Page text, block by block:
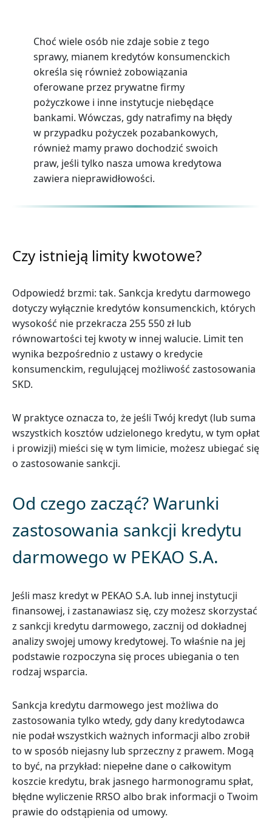
Choć wiele osób nie zdaje sobie z tego
sprawy, mianem kredytów konsumenckich
określa się również zobowiązania
oferowane przez prywatne firmy
pożyczkowe i inne instytucje niebędące
bankami. Wówczas, gdy natrafimy na błędy
w przypadku pożyczek pozabankowych,
również mamy prawo dochodzić swoich
praw, jeśli tylko nasza umowa kredytowa
zawiera nieprawidłowości.
Czy istnieją limity kwotowe?
Odpowiedź brzmi: tak. Sankcja kredytu darmowego
dotyczy wyłącznie kredytów konsumenckich, których
wysokość nie przekracza 255 550 zł lub
równowartości tej kwoty w innej walucie. Limit ten
wynika bezpośrednio z ustawy o kredycie
konsumenckim, regulującej możliwość zastosowania
SKD.
W praktyce oznacza to, że jeśli Twój kredyt (lub suma
wszystkich kosztów udzielonego kredytu, w tym opłat
i prowizji) mieści się w tym limicie, możesz ubiegać się
o zastosowanie sankcji.
Od czego zacząć? Warunki
zastosowania sankcji kredytu
darmowego w PEKAO S.A.
Jeśli masz kredyt w PEKAO S.A. lub innej instytucji
finansowej, i zastanawiasz się, czy możesz skorzystać
z sankcji kredytu darmowego, zacznij od dokładnej
analizy swojej umowy kredytowej. To właśnie na jej
podstawie rozpoczyna się proces ubiegania o ten
rodzaj wsparcia.
Sankcja kredytu darmowego jest możliwa do
zastosowania tylko wtedy, gdy dany kredytodawca
nie podał wszystkich ważnych informacji albo zrobił
to w sposób niejasny lub sprzeczny z prawem. Mogą
to być, na przykład: niepełne dane o całkowitym
koszcie kredytu, brak jasnego harmonogramu spłat,
błędne wyliczenie RRSO albo brak informacji o Twoim
prawie do odstąpienia od umowy.